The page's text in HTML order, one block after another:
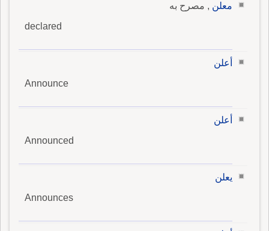
معلن , مصرح به
declared
أعلن
Announce
أعلن
Announced
يعلن
Announces